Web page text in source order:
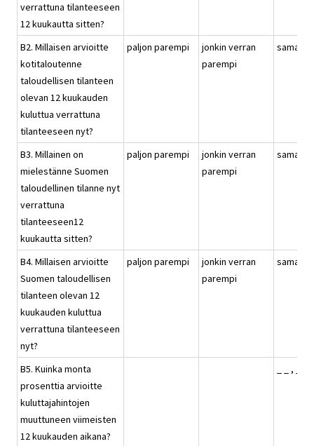
verrattuna tilanteeseen
12 kuukautta sitten?
B2. Millaisen arvioitte
kotitaloutenne
taloudellisen tilanteen
olevan 12 kuukauden
kuluttua verrattuna
tilanteeseen nyt?
paljon parempi
jonkin verran
parempi
B3. Millainen on
mielestänne Suomen
taloudellinen tilanne nyt
verrattuna
tilanteeseen12
kuukautta sitten?
paljon parempi
jonkin verran
parempi
B4. Millaisen arvioitte
Suomen taloudellisen
tilanteen olevan 12
kuukauden kuluttua
verrattuna tilanteeseen
nyt?
paljon parempi
jonkin verran
parempi
B5. Kuinka monta
prosenttia arvioitte
kuluttajahintojen
muuttuneen viimeisten
12 kuukauden aikana?
_ _ , _ %